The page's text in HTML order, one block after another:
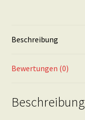
Menge
Beschreibung
Bewertungen (0)
Beschreibung